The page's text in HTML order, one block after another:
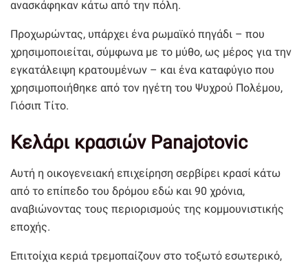
ανασκάφηκαν κάτω από την πόλη.
Προχωρώντας, υπάρχει ένα ρωμαϊκό πηγάδι – που
χρησιμοποιείται, σύμφωνα με το μύθο, ως μέρος για την
εγκατάλειψη κρατουμένων – και ένα καταφύγιο που
χρησιμοποιήθηκε από τον ηγέτη του Ψυχρού Πολέμου,
Γιόσιπ Τίτο.
Κελάρι κρασιών Panajotovic
Αυτή η οικογενειακή επιχείρηση σερβίρει κρασί κάτω
από το επίπεδο του δρόμου εδώ και 90 χρόνια,
αναβιώνοντας τους περιορισμούς της κομμουνιστικής
εποχής.
Επιτοίχια κεριά τρεμοπαίζουν στο τοξωτό εσωτερικό,